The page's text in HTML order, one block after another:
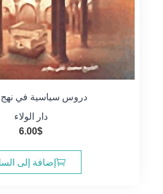
دروس سياسية في نهج
دار الولاء
6.00$
إضافة إلى